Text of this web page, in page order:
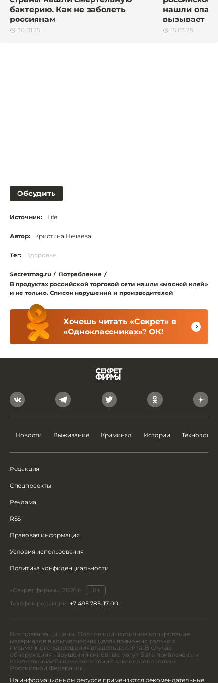
бактерию. Как не заболеть
россиянам
30.01.25
нашли
вызывает
15.03.25
Обсудить
Источник: Life
Автор: Кристина Нечаева
Тег: Здоровье
Secretmag.ru / Потребление /
В продуктах российской торговой сети нашли «мясной клей»
и не только. Список нарушений и производителей
Хочешь читать «Секрет» в
«Одноклассниках»? ОК!
Новости Выживание Криминал Истории Технологии
Редакция
Спецпроекты
Реклама
RSS
Правовая информация
Условия использования
Политика конфиденциальности
«Секрет фирмы», 2026 г.
18+
Телефон редакции: +7 495 785-17-00
Все права защищены. Полное или частичное копирование
материалов в коммерческих целях возможно только с
письменного разрешения владельца сайта. В случае
обнаружения нарушений виновные могут быть привлечены к
ответственности в соответствии с законодательством
Российской Федерации.
На информационном ресурсе применяются рекомендательные